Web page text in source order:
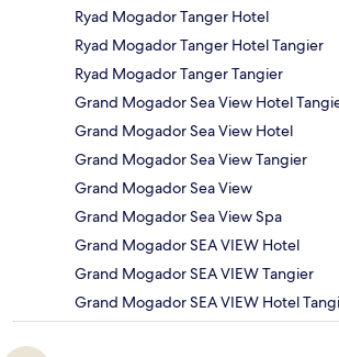
Ryad Mogador Tanger Hotel
Ryad Mogador Tanger Hotel Tangier
Ryad Mogador Tanger Tangier
Grand Mogador Sea View Hotel
Grand Mogador Sea View Hotel
Grand Mogador Sea View Tangier
Grand Mogador Sea View
Grand Mogador Sea View Spa
Grand Mogador SEA VIEW Hotel
Grand Mogador SEA VIEW Tangier
Grand Mogador SEA VIEW Hotel